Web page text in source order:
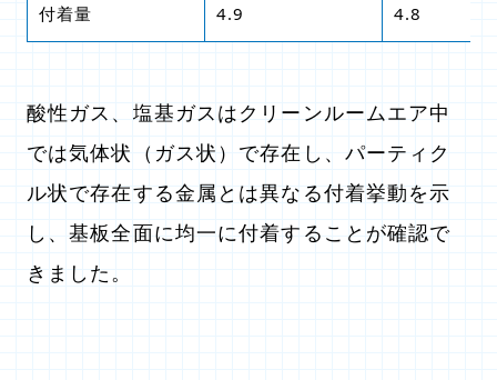
付着量 4.9 4.8
酸性ガス、塩基ガスはクリーンルームエア中
では気体状（ガス状）で存在し、パーティク
ル状で存在する金属とは異なる付着挙動を示
し、基板全面に均一に付着することが確認で
きました。